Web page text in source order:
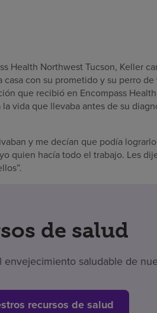
Health Northwest Tucson, Keller
con su prometido y su perro
que recibió en Encompass
vida que llevaba antes de su
y me decían que podía
quien hacía todo el trabajo. Les
de salud
saludable de
recursos de salud